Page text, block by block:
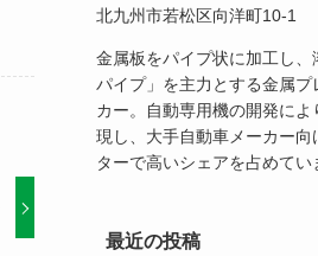
北九州市若松区向洋町10-1
金属板をパイプ状に加工し、
パイプ」を主力とする金属プ
カー。自動専用機の開発に
現し、大手自動車メーカー向
ターで高いシェアを占めてい
最近の投稿